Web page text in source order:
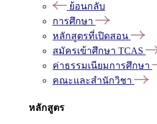
ย้อนกลับ
การศึกษา
หลักสูตรที่เปิดสอน
สมัครเข้าศึกษา TCAS
ค่าธรรมเนียมการศึกษา
คณะและสำนักวิชา
หลักสูตร